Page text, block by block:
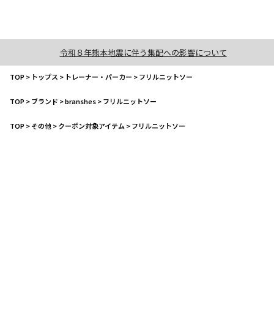
令和８年熊本地震に伴う集配への影響について
TOP> トップス > トレーナー・パーカー >フリルニットソー
TOP>ブランド >branshes>フリルニットソー
TOP>その他>クーポン対象アイテム >フリルニットソー